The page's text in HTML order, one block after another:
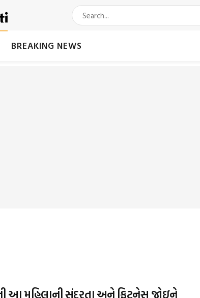
BREAKING NEWS
આ મહિલાની સુંદરતા અને ફિટનેસ જોઇને